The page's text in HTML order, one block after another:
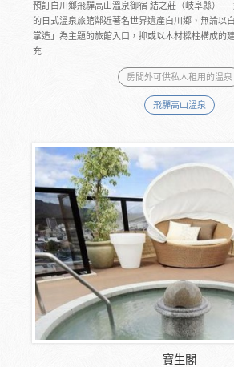
預訂白川鄉飛驒高山溫泉御宿 結之莊（岐阜縣）
的日式溫泉旅館鄰近著名世界遺產白川鄉，無論以
掌造」為主題的旅館入口，抑或以木材樑柱構成的
充...
房間外可供私人租用的溫泉
飛驒高山溫泉
寶生閣